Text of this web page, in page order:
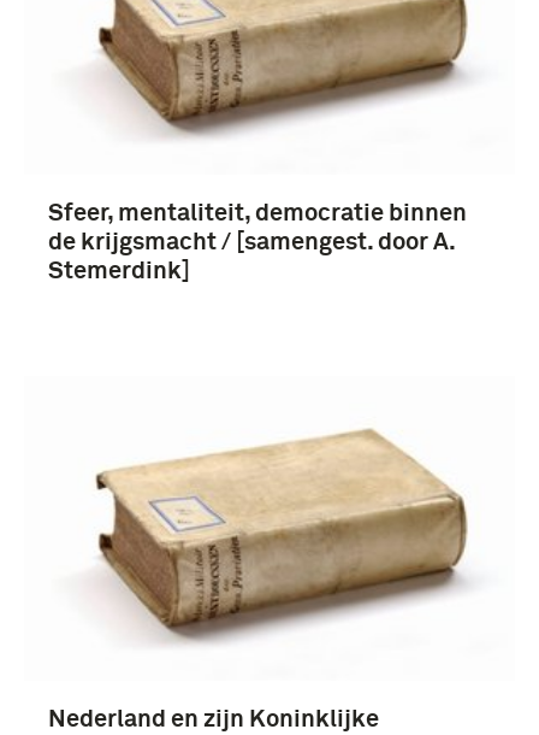
Sfeer, mentaliteit, democratie binnen
de krijgsmacht / [samengest. door A.
Stemerdink]
Nederland en zijn Koninklijke